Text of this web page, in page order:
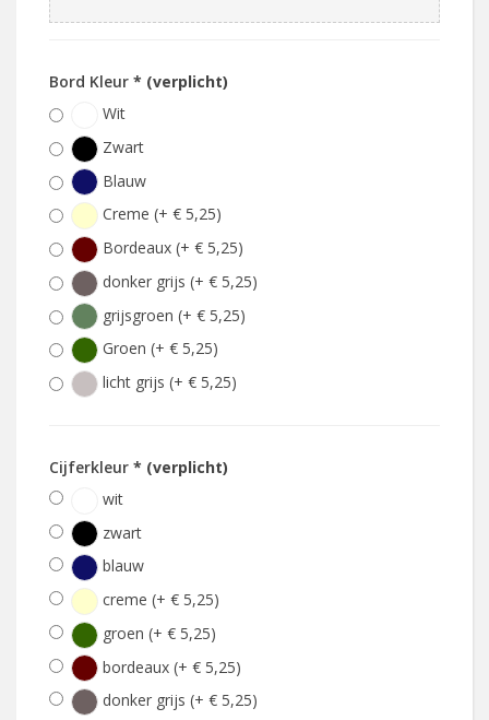
Bord Kleur * (verplicht)
Wit
Zwart
Blauw
Creme (+ € 5,25)
Bordeaux (+ € 5,25)
donker grijs (+ € 5,25)
grijsgroen (+ € 5,25)
Groen (+ € 5,25)
licht grijs (+ € 5,25)
Cijferkleur * (verplicht)
wit
zwart
blauw
creme (+ € 5,25)
groen (+ € 5,25)
bordeaux (+ € 5,25)
donker grijs (+ € 5,25)